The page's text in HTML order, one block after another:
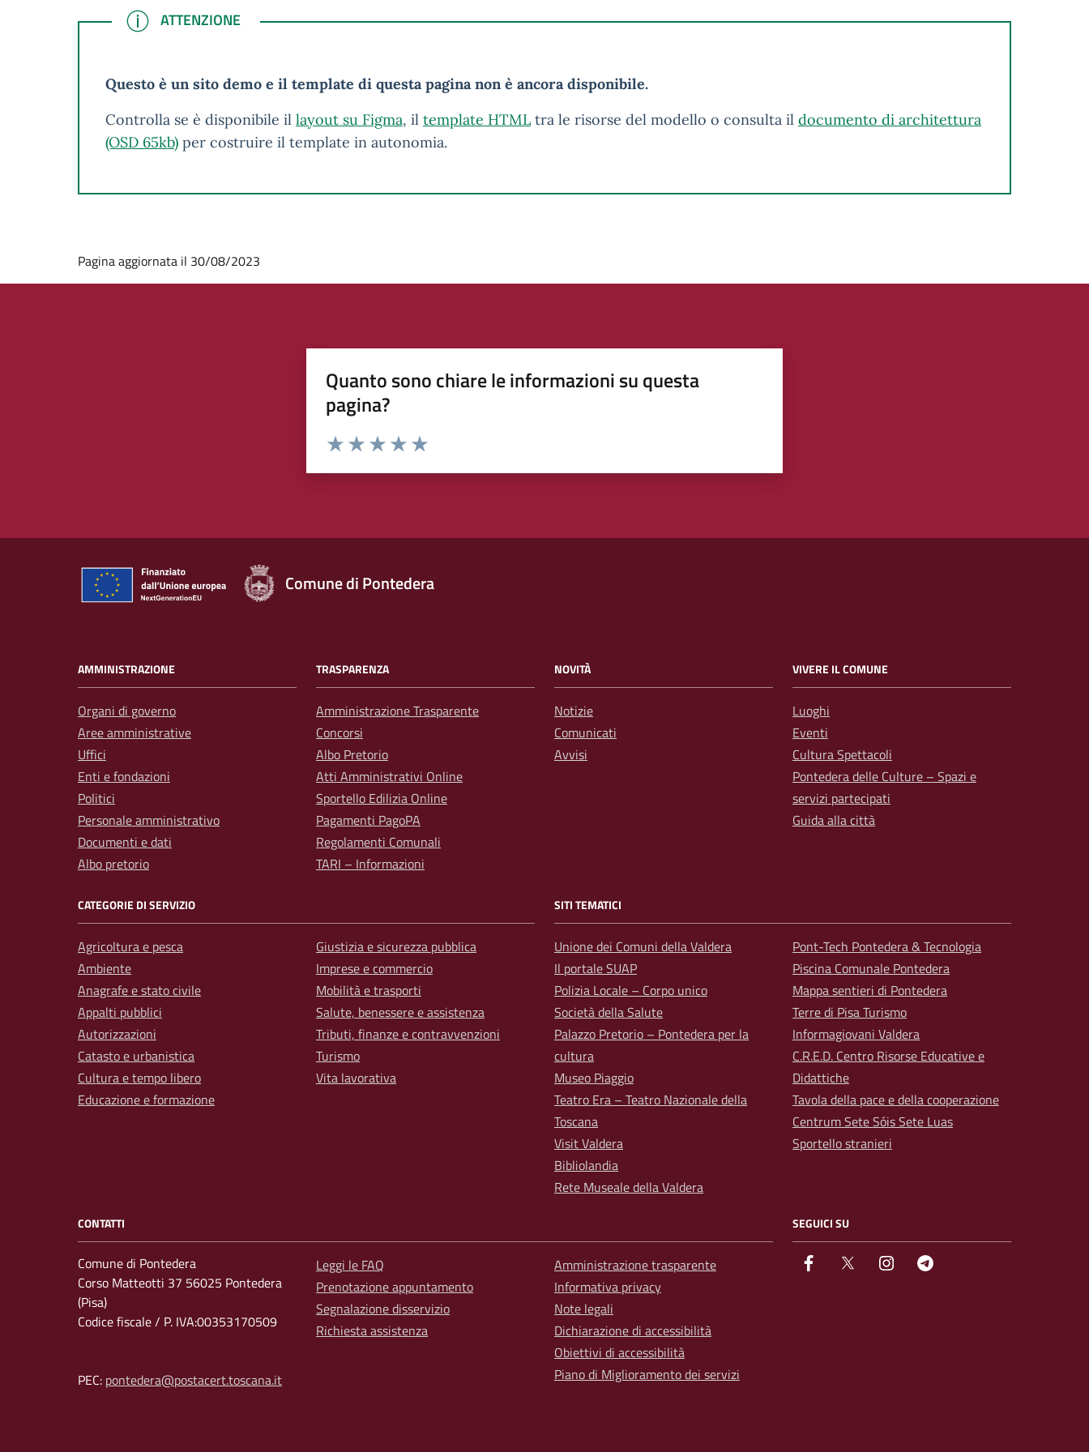
ATTENZIONE
ATTENZIONE
Questo è un sito demo e il template di questa pagina non è ancora disponibile.
Controlla se è disponibile il layout su Figma, il template HTML tra le risorse del modello o consulta il documento di architettura
(OSD 65kb) per costruire il template in autonomia.
Pagina aggiornata il 30/08/2023
Quanto sono chiare le informazioni su questa
pagina?
Rating:
Comune di Pontedera
AMMINISTRAZIONE
Organi di governo
Aree amministrative
Uffici
Enti e fondazioni
Politici
Personale amministrativo
Documenti e dati
Albo pretorio
TRASPARENZA
Amministrazione Trasparente
Concorsi
Albo Pretorio
Atti Amministrativi Online
Sportello Edilizia Online
Pagamenti PagoPA
Regolamenti Comunali
TARI – Informazioni
NOVITÀ
Notizie
Comunicati
Avvisi
VIVERE IL COMUNE
Luoghi
Eventi
Cultura Spettacoli
Pontedera delle Culture – Spazi e
servizi partecipati
Guida alla città
CATEGORIE DI SERVIZIO
Agricoltura e pesca
Ambiente
Anagrafe e stato civile
Appalti pubblici
Autorizzazioni
Catasto e urbanistica
Cultura e tempo libero
Educazione e formazione
Giustizia e sicurezza pubblica
Imprese e commercio
Mobilità e trasporti
Salute, benessere e assistenza
Tributi, finanze e contravvenzioni
Turismo
Vita lavorativa
SITI TEMATICI
Unione dei Comuni della Valdera
Il portale SUAP
Polizia Locale – Corpo unico
Società della Salute
Palazzo Pretorio – Pontedera per la
cultura
Museo Piaggio
Teatro Era – Teatro Nazionale della
Toscana
Visit Valdera
Bibliolandia
Rete Museale della Valdera
Pont-Tech Pontedera & Tecnologia
Piscina Comunale Pontedera
Mappa sentieri di Pontedera
Terre di Pisa Turismo
Informagiovani Valdera
C.R.E.D. Centro Risorse Educative e
Didattiche
Tavola della pace e della cooperazione
Centrum Sete Sóis Sete Luas
Sportello stranieri
CONTATTI
Comune di Pontedera
Corso Matteotti 37 56025 Pontedera
(Pisa)
Codice fiscale / P. IVA:00353170509
PEC: pontedera@postacert.toscana.it
Leggi le FAQ
Prenotazione appuntamento
Segnalazione disservizio
Richiesta assistenza
Amministrazione trasparente
Informativa privacy
Note legali
Dichiarazione di accessibilità
Obiettivi di accessibilità
Piano di Miglioramento dei servizi
SEGUICI SU
facebook Twitter instagram